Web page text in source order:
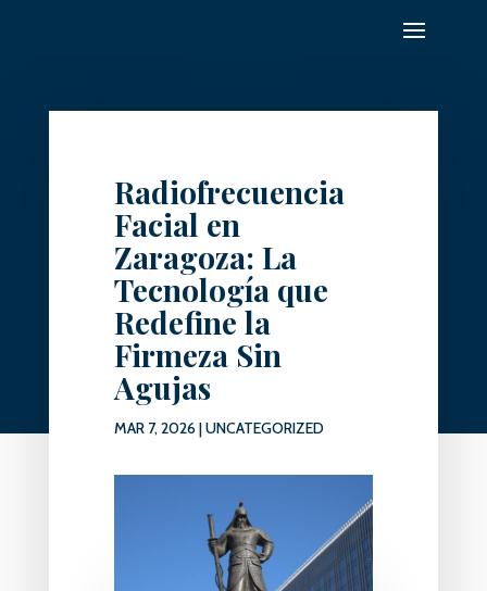
Radiofrecuencia
Facial en
Zaragoza: La
Tecnología que
Redefine la
Firmeza Sin
Agujas
MAR 7, 2026 |UNCATEGORIZED